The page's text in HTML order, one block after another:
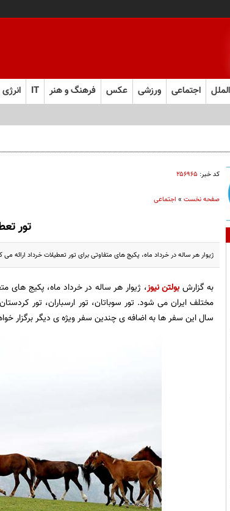
اجتماعی ورزشی عکس فرهنگ و هنر IT انرژی
کد خبر: ۲۵۶۹۶۵
صفحه نخست» اجتماعی
تور
ژیوار هر ساله در خرداد ماه، پکیج های متفاوتی برای تور تعطیلات خرداد
به گزارش بولتن نیوز، ژیوار هر ساله در خرداد ماه، پکیج های
مختلف ایران می شود. تور سوباتان، تور ارسباران، تور
سال این سفر ها به اضافه ی چندین سفر ویژه ی دیگر برگزار